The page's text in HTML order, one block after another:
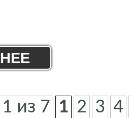
из 7 1 2 3 4